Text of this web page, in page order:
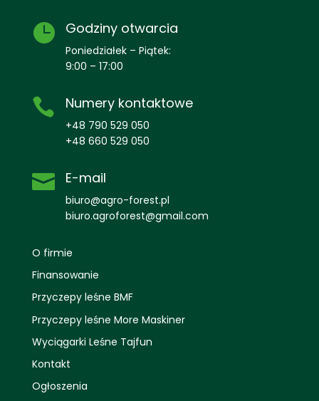
 Godziny otwarcia
Poniedziałek – Piątek:
9:00 – 17:00
 Numery kontaktowe
+48 790 529 050
+48 660 529 050
 E-mail
biuro@agro-forest.pl
biuro.agroforest@gmail.com
O firmie
Finansowanie
Przyczepy leśne BMF
Przyczepy leśne More Maskiner
Wyciągarki Leśne Tajfun
Kontakt
Ogłoszenia